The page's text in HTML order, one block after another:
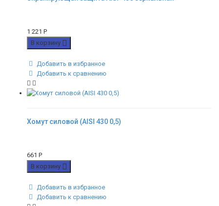
1 221 Р
В корзину
Добавить в избранное
Добавить к сравнению
Хомут силовой (AISI 430 0,5)
661 Р
В корзину
Добавить в избранное
Добавить к сравнению